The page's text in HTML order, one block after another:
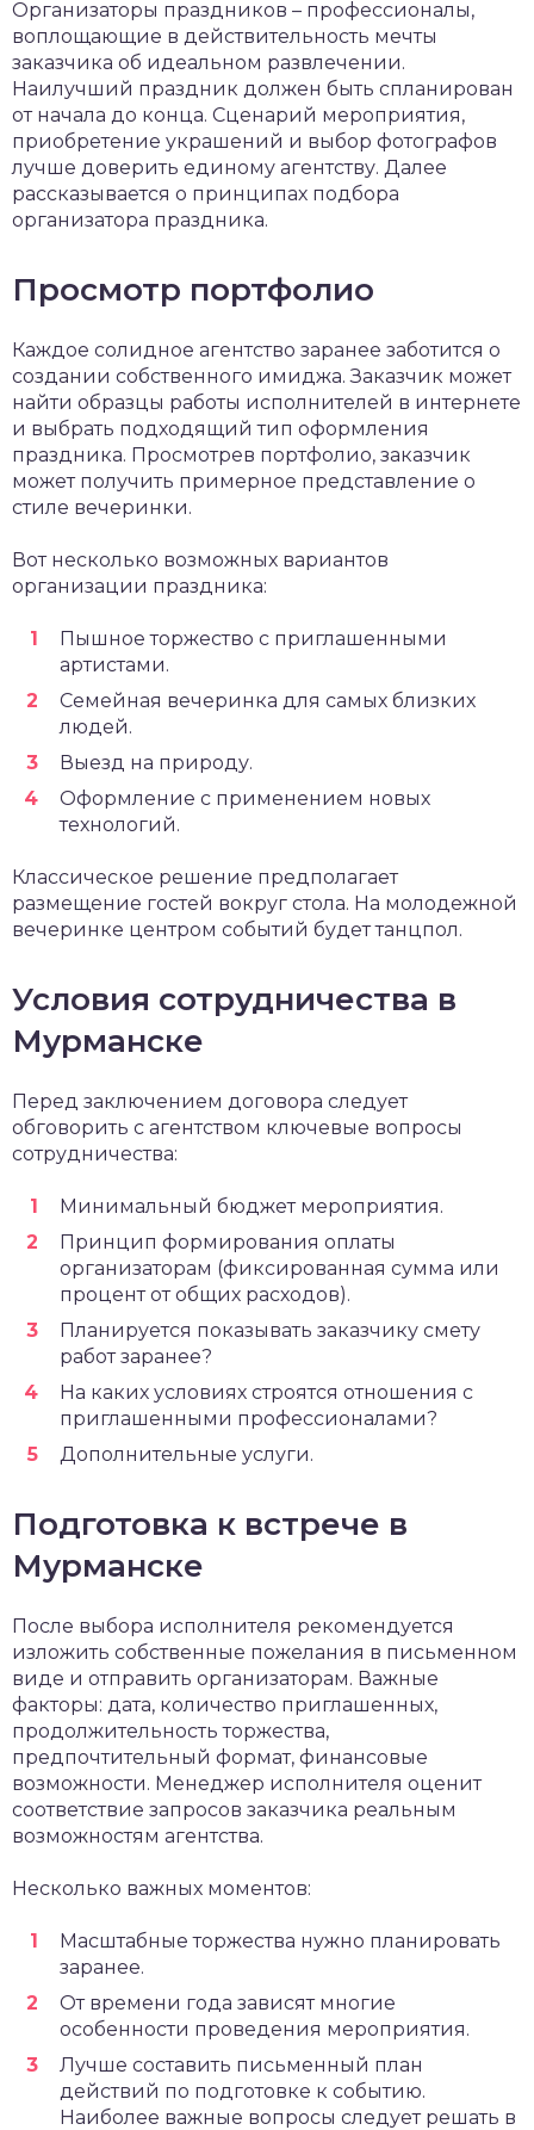
Организаторы праздников – профессионалы,
воплощающие в действительность мечты
заказчика об идеальном развлечении.
Наилучший праздник должен быть спланирован
от начала до конца. Сценарий мероприятия,
приобретение украшений и выбор фотографов
лучше доверить единому агентству. Далее
рассказывается о принципах подбора
организатора праздника.
Просмотр портфолио
Каждое солидное агентство заранее заботится о
создании собственного имиджа. Заказчик может
найти образцы работы исполнителей в интернете
и выбрать подходящий тип оформления
праздника. Просмотрев портфолио, заказчик
может получить примерное представление о
стиле вечеринки.
Вот несколько возможных вариантов
организации праздника:
Пышное торжество с приглашенными
артистами.
Семейная вечеринка для самых близких
людей.
Выезд на природу.
Оформление с применением новых
технологий.
Классическое решение предполагает
размещение гостей вокруг стола. На молодежной
вечеринке центром событий будет танцпол.
Условия сотрудничества в
Мурманске
Перед заключением договора следует
обговорить с агентством ключевые вопросы
сотрудничества:
Минимальный бюджет мероприятия.
Принцип формирования оплаты
организаторам (фиксированная сумма или
процент от общих расходов).
Планируется показывать заказчику смету
работ заранее?
На каких условиях строятся отношения с
приглашенными профессионалами?
Дополнительные услуги.
Подготовка к встрече в
Мурманске
После выбора исполнителя рекомендуется
изложить собственные пожелания в письменном
виде и отправить организаторам. Важные
факторы: дата, количество приглашенных,
продолжительность торжества,
предпочтительный формат, финансовые
возможности. Менеджер исполнителя оценит
соответствие запросов заказчика реальным
возможностям агентства.
Несколько важных моментов:
Масштабные торжества нужно планировать
заранее.
От времени года зависят многие
особенности проведения мероприятия.
Лучше составить письменный план
действий по подготовке к событию.
Наиболее важные вопросы следует решать в